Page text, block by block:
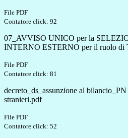
File PDF
Contatore click: 92
07_AVVISO UNICO per la
INTERNO ESTERNO per il ruolo di
File PDF
Contatore click: 81
decreto_ds_assunzione al
stranieri.pdf
File PDF
Contatore click: 52